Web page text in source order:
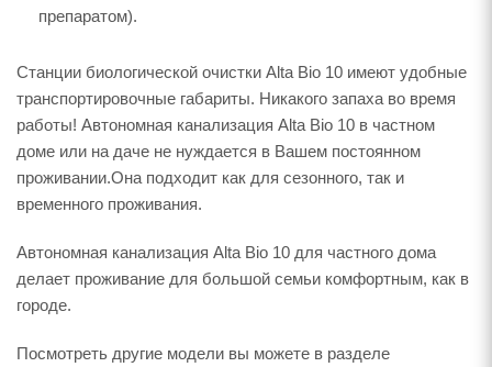
препаратом).
Станции биологической очистки Alta Bio 10 имеют удобные
транспортировочные габариты. Никакого запаха во время
работы! Автономная канализация Alta Bio 10 в частном
доме или на даче не нуждается в Вашем постоянном
проживании.Она подходит как для сезонного, так и
временного проживания.
Автономная канализация Alta Bio 10 для частного дома
делает проживание для большой семьи комфортным, как в
городе.
Посмотреть другие модели вы можете в разделе